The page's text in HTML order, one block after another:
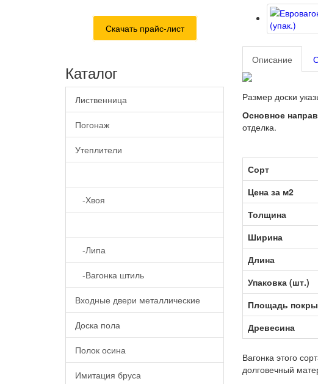
Скачать прайс-лист
Каталог
Лиственница
Погонаж
Утеплители
-Хвоя
-Липа
-Вагонка штиль
Входные двери металлические
Доска пола
Полок осина
Имитация бруса
Описание
Размер доски
Основное
отделка.
Сорт
Цена за м2
Толщина
Ширина
Длина
Упаковка (шт.)
Площадь
Древесина
Вагонка этого
долговечный